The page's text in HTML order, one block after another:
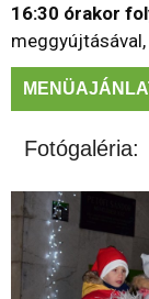
16:30 órakor
Fotógaléria: